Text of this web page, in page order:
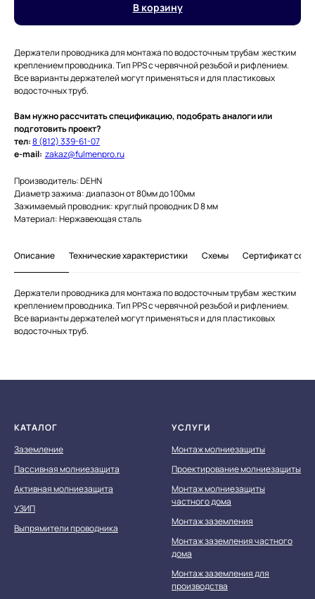
В корзину
Держатели проводника для монтажа по водосточным трубам жестким
креплением проводника. Тип PPS с червячной резьбой и рифлением.
Все варианты держателей могут применяться и для пластиковых
водосточных труб.
Вам нужно рассчитать спецификацию, подобрать аналоги или
подготовить проект?
тел:8 (812) 339-61-07
e-mail: zakaz@fulmenpro.ru
Производитель: DEHN
Диаметр зажима: диапазон от 80мм до 100мм
Зажимаемый проводник: круглый проводник D 8 мм
Материал: Нержавеющая сталь
Описание Технические характеристики Схемы Сертификат
Держатели проводника для монтажа по водосточным трубам жестким
креплением проводника. Тип PPS с червячной резьбой и рифлением.
Все варианты держателей могут применяться и для пластиковых
водосточных труб.
КАТАЛОГ
Заземление
Пассивная молниезащита
Активная молниезащита
УЗИП
Выпрямители проводника
УСЛУГИ
Монтаж молниезащиты
Проектирование молниезащиты
Монтаж молниезащиты
частного дома
Монтаж заземления
Монтаж заземления частного
дома
Монтаж заземления для
производства